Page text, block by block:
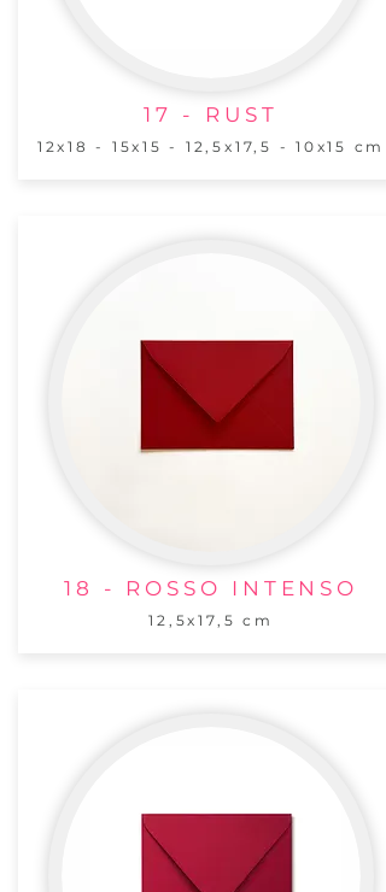
17 - RUST
12x18 - 15x15 - 12,5x17,5 - 10x15 cm
18 - ROSSO INTENSO
12,5x17,5 cm